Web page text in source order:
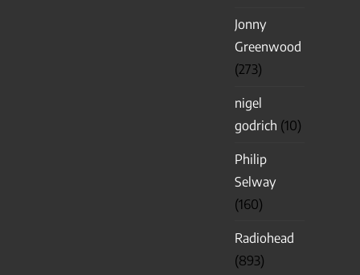
Jonny
Greenwood
(273)
nigel
godrich (10)
Philip
Selway
(160)
Radiohead
(893)